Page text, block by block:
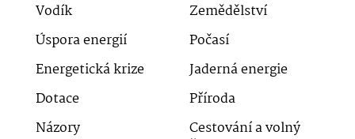
Vodík
Zemědělství
Úspora energií
Počasí
Energetická krize
Jaderná energie
Dotace
Příroda
Názory
Cestování a volný